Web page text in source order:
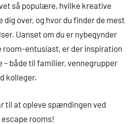
så populære, hvilke kreative
dig over, og hvor du finder de mest
Uanset om du er nybegynder
room-entusiast, er der inspiration
– både til familier, vennegrupper
kolleger.
til at opleve spændingen ved
rooms!